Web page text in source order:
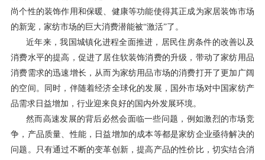
尚个性的装饰作用和保暖、健康等功能使得其正成为家居装饰市场
的新宠，家纺市场的巨大消费潜能被“激活”了。
近年来，我国城镇化进程全面推进，居民住房条件的改善以及
消费水平的提高，促进了居住软装饰消费的升级，带动了家纺用品
消费需求的迅速增长，从而为家纺用品市场的消费打开了更加广阔
的空间。同时，伴随着经济全球化的发展，国外市场对中国家纺产
品需求日益增加，行业迎来良好的国内外发展环境。
然而高速发展的背后必然会面临一些问题，例如激烈的市场竞
争，产品质量、性能，日益增加的成本等都是家纺企业亟待解决的
问题。只有通过不断的变革创新，提高产品的性价比，切实结合消